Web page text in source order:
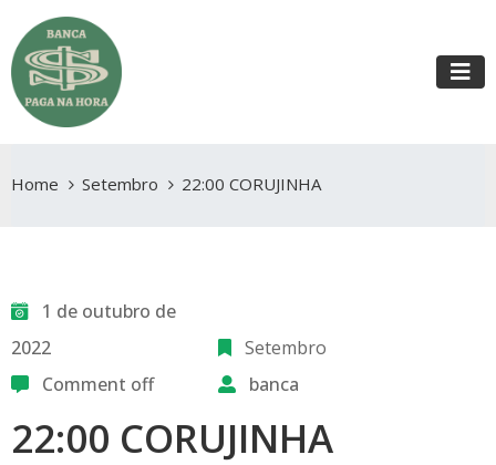
Home Setembro 22:00 CORUJINHA
1 de outubro de
2022
Setembro
Comment off
banca
22:00 CORUJINHA